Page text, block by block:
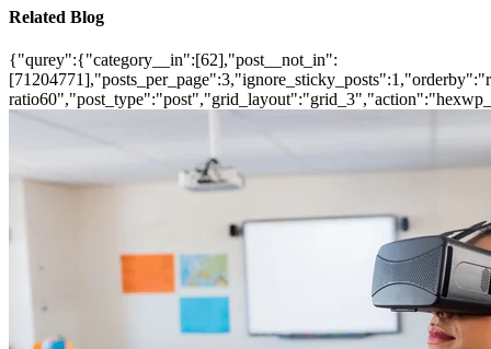
Related Blog
{"qurey":{"category__in":[62],"post__not_in":